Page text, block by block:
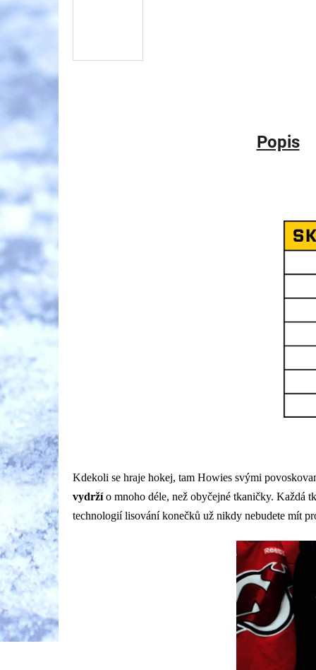
Popis
Kdekoli se hraje hokej, tam Howies svými
vydržío mnoho déle, než obyčejné tkaničky. Každá
technologií lisování konečků už nikdy nebudete mít